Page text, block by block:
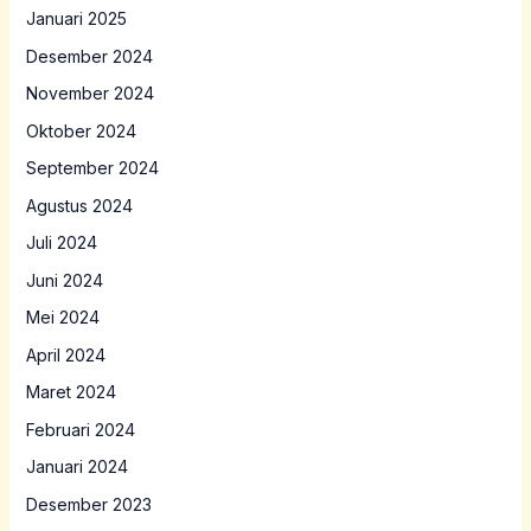
Januari 2025
Desember 2024
November 2024
Oktober 2024
September 2024
Agustus 2024
Juli 2024
Juni 2024
Mei 2024
April 2024
Maret 2024
Februari 2024
Januari 2024
Desember 2023